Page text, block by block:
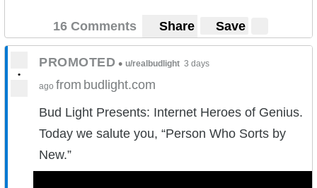
16 Comments Share Save
•
PROMOTED • u/realbudlight 3 days
ago from budlight.com
Bud Light Presents: Internet Heroes of Genius.
Today we salute you, “Person Who Sorts by
New.”